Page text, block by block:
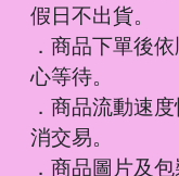
假日不出貨。
．商品下單後
心等待。
．商品流動速
消交易。
．商品圖片及